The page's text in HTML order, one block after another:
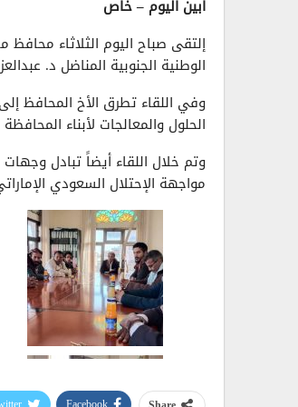
أبين اليوم – خاص
إلتقى صباح اليوم الثلاثاء
الوطنية الجنوبية المناضل د.
وفي اللقاء تطرق الأخ المحافظ
الحلول والمعالجات لأبناء
وتم خلال اللقاء أيضاً تبادل
مواجهة الإحتلال السعودي